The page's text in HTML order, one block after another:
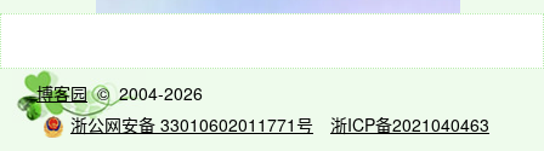
博客园© 2004-2026
浙公网安备 33010602011771号
浙ICP备2021040463